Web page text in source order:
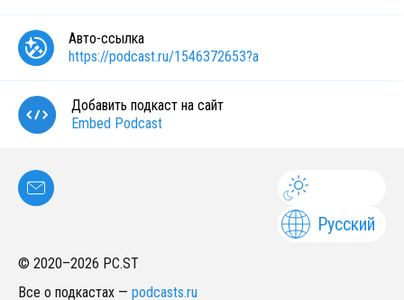
Авто-ссылка
https://podcast.ru/1546372653?a
Добавить подкаст на сайт
Embed Podcast
Русский
© 2020–2026 PC.ST
Все о подкастах — podcasts.ru